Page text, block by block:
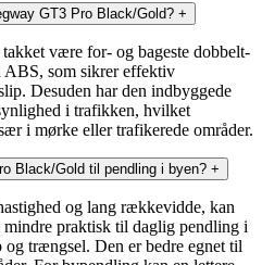
GT3 Pro Black/Gold? +
være for- og bageste dobbelt-
ABS, som sikrer effektiv
Desuden har den indbyggede
i trafikken, hvilket
i mørke eller trafikerede områder.
Black/Gold til pendling i byen? +
og lang rækkevidde, kan
praktisk til daglig pendling i
trængsel. Den er bedre egnet til